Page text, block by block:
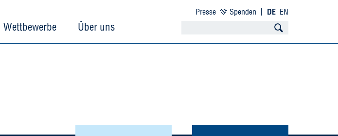
Wettbewerbe Über uns
Presse 💚 Spenden DE EN